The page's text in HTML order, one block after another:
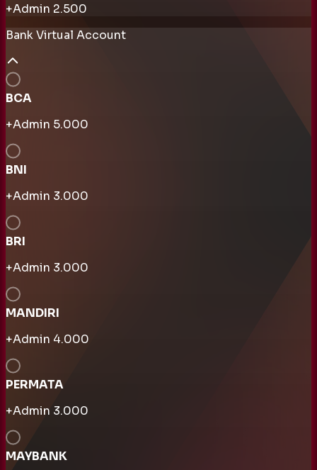
+Admin 2.500
Bank Virtual Account
BCA
+Admin 5.000
BNI
+Admin 3.000
BRI
+Admin 3.000
MANDIRI
+Admin 4.000
PERMATA
+Admin 3.000
MAYBANK